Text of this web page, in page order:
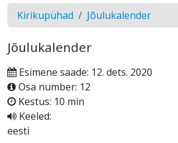
Kirikupühad Jõulukalender
Jõulukalender
Esimene saade: 12. dets. 2020
Osa number: 12
Kestus: 10 min
Keeled:
eesti